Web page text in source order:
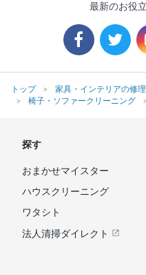
最新のお役
トップ
家具・インテリアの修
椅子・ソファークリーニング
探す
おまかせマイスター
ハウスクリーニング
ワタシト
法人清掃ダイレクト